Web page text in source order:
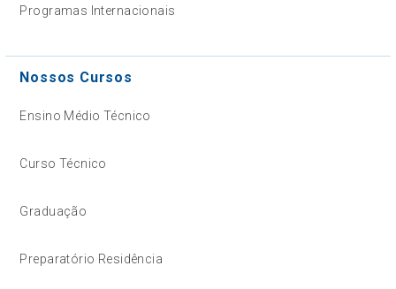
Programas Internacionais
Nossos Cursos
Ensino Médio Técnico
Curso Técnico
Graduação
Preparatório Residência